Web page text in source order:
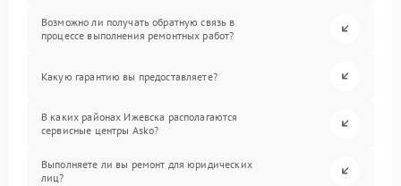
Возможно ли получать обратную связь в
процессе выполнения ремонтных работ?
Какую гарантию вы предоставляете?
В каких районах Ижевска располагаются
сервисные центры Asko?
Выполняете ли вы ремонт для юридических
лиц?